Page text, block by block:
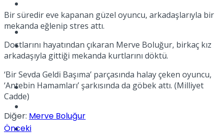
TV
Tatil
Spor
Podcast
Bir süredir eve kapanan güzel oyuncu, arkadaşlarıyla bir
mekanda eğlenip stres attı.
Dostlarını hayatından çıkaran Merve Boluğur, birkaç kız
arkadaşıyla gittiği mekanda kurtlarını döktü.
‘Bir Sevda Geldi Başıma’ parçasında halay çeken oyuncu,
‘Antebin Hamamları’ şarkısında da göbek attı. (Milliyet
Cadde)
Diğer: Merve Boluğur
Önceki